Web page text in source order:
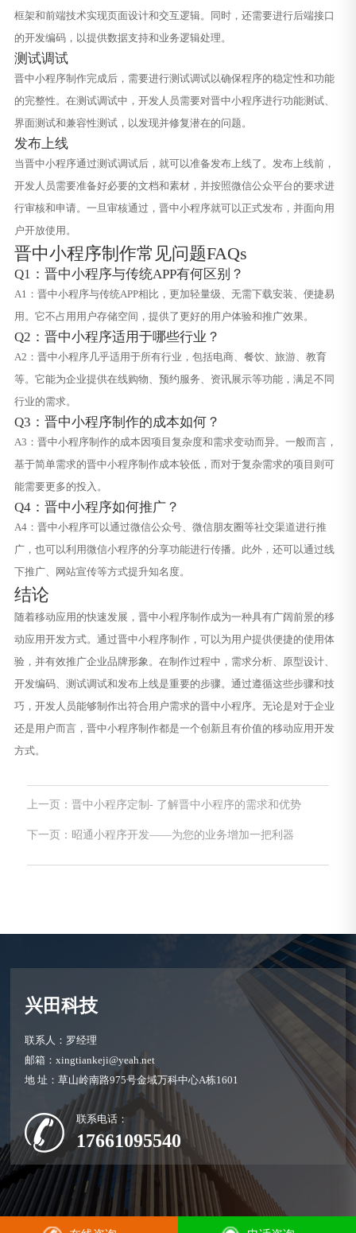
框架和前端技术实现页面设计和交互逻辑。同时，还需要进行后端接口
的开发编码，以提供数据支持和业务逻辑处理。
测试调试
晋中小程序制作完成后，需要进行测试调试以确保程序的稳定性和功能
的完整性。在测试调试中，开发人员需要对晋中小程序进行功能测试、
界面测试和兼容性测试，以发现并修复潜在的问题。
发布上线
当晋中小程序通过测试调试后，就可以准备发布上线了。发布上线前，
开发人员需要准备好必要的文档和素材，并按照微信公众平台的要求进
行审核和申请。一旦审核通过，晋中小程序就可以正式发布，并面向用
户开放使用。
晋中小程序制作常见问题FAQs
Q1：晋中小程序与传统APP有何区别？
A1：晋中小程序与传统APP相比，更加轻量级、无需下载安装、便捷易
用。它不占用用户存储空间，提供了更好的用户体验和推广效果。
Q2：晋中小程序适用于哪些行业？
A2：晋中小程序几乎适用于所有行业，包括电商、餐饮、旅游、教育
等。它能为企业提供在线购物、预约服务、资讯展示等功能，满足不同
行业的需求。
Q3：晋中小程序制作的成本如何？
A3：晋中小程序制作的成本因项目复杂度和需求变动而异。一般而言，
基于简单需求的晋中小程序制作成本较低，而对于复杂需求的项目则可
能需要更多的投入。
Q4：晋中小程序如何推广？
A4：晋中小程序可以通过微信公众号、微信朋友圈等社交渠道进行推
广，也可以利用微信小程序的分享功能进行传播。此外，还可以通过线
下推广、网站宣传等方式提升知名度。
结论
随着移动应用的快速发展，晋中小程序制作成为一种具有广阔前景的移
动应用开发方式。通过晋中小程序制作，可以为用户提供便捷的使用体
验，并有效推广企业品牌形象。在制作过程中，需求分析、原型设计、
开发编码、测试调试和发布上线是重要的步骤。通过遵循这些步骤和技
巧，开发人员能够制作出符合用户需求的晋中小程序。无论是对于企业
还是用户而言，晋中小程序制作都是一个创新且有价值的移动应用开发
方式。
上一页：晋中小程序定制- 了解晋中小程序的需求和优势
下一页：昭通小程序开发——为您的业务增加一把利器
兴田科技
联系人：罗经理
邮箱：xingtiankeji@yeah.net
地 址：草山岭南路975号金域万科中心A栋1601
联系电话：
17661095540